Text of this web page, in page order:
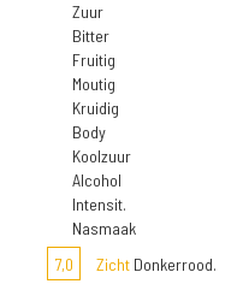
Zuur
Bitter
Fruitig
Moutig
Kruidig
Body
Koolzuur
Alcohol
Intensit.
Nasmaak
7,0
Zicht Donkerrood.